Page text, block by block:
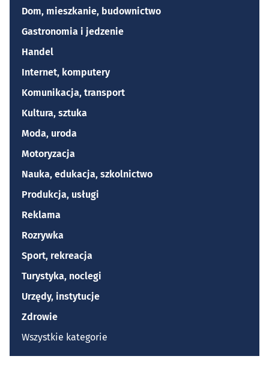
Dom, mieszkanie, budownictwo
Gastronomia i jedzenie
Handel
Internet, komputery
Komunikacja, transport
Kultura, sztuka
Moda, uroda
Motoryzacja
Nauka, edukacja, szkolnictwo
Produkcja, usługi
Reklama
Rozrywka
Sport, rekreacja
Turystyka, noclegi
Urzędy, instytucje
Zdrowie
Wszystkie kategorie